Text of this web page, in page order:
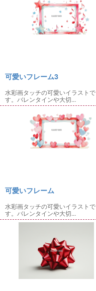
可愛いフレーム3
水彩画タッチの可愛いイラストで
す。バレンタインや大切...
可愛いフレーム
水彩画タッチの可愛いイラストで
す。バレンタインや大切...